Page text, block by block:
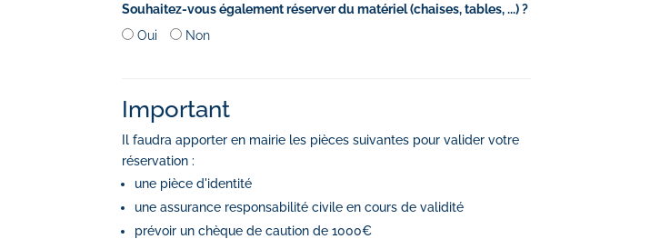
Souhaitez-vous également réserver du matériel (chaises, tables, ...) ?
Oui
Non
Important
Il faudra apporter en mairie les pièces suivantes pour valider votre
réservation :
une pièce d'identité
une assurance responsabilité civile en cours de validité
prévoir un chèque de caution de 1000€